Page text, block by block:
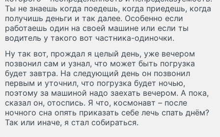
Ты не знаешь когда поедешь, когда приедешь, когда
получишь деньги и так далее. Особенно если
работаешь один на своей машине или если ты
водитель у такого вот частника-одиночки.
Ну так вот, прождал я целый день, уже вечером
позвонил сам и узнал, что может быть погрузка
будет завтра. На следующий день он позвонил
первым и уточнил, что погрузка будет ночью,
поэтому за машиной надо заехать вечером. А пока,
сказал он, отоспись. Я что, космонавт – после
ночного сна опять приказать себе лечь спать днём?
Так или иначе, я стал собираться.